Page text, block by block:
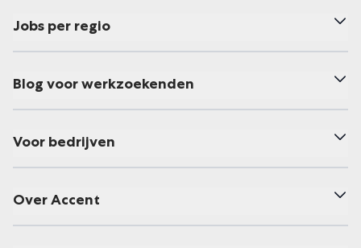
Jobs per regio
Blog voor werkzoekenden
Voor bedrijven
Over Accent